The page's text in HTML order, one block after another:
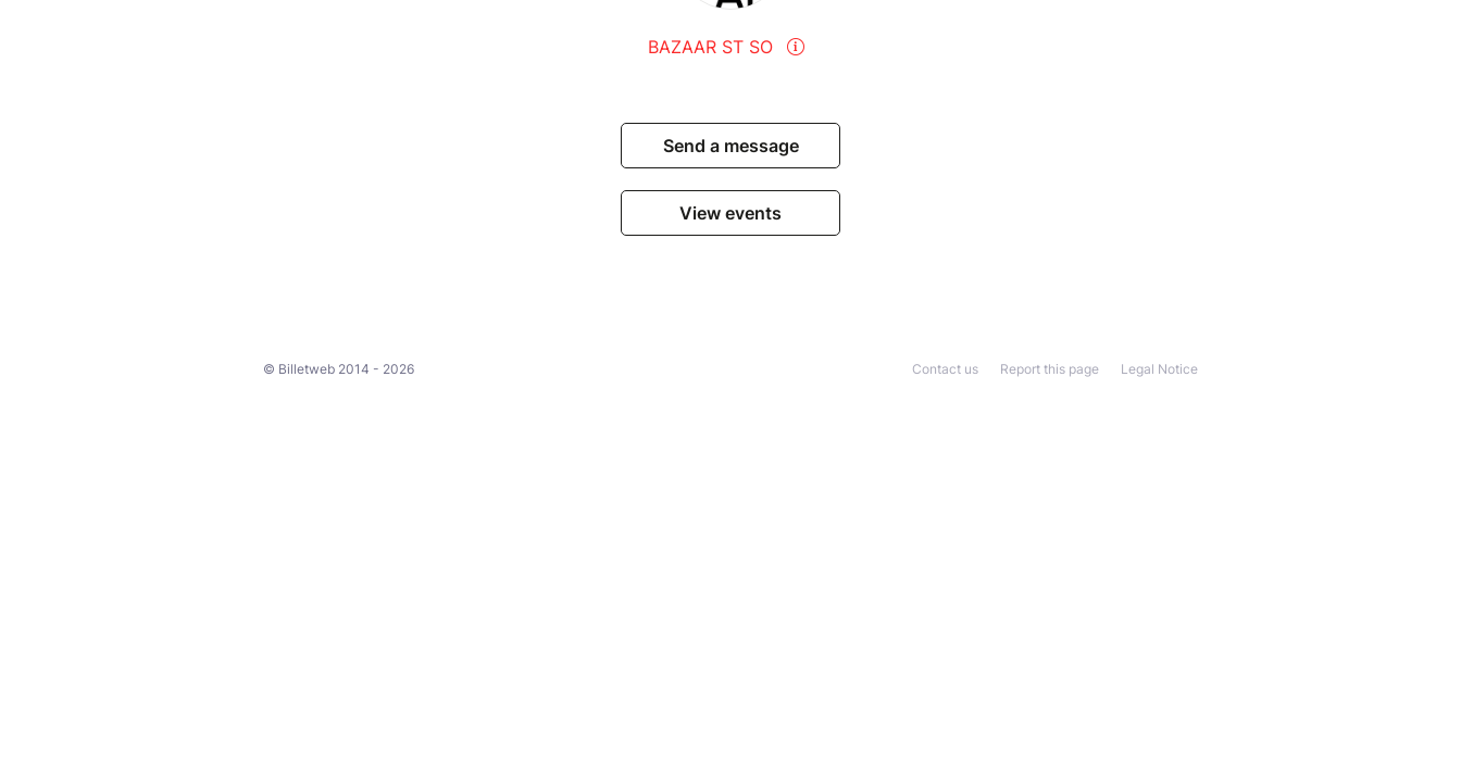
BAZAAR ST SO
Send a message
View events
© Billetweb 2014 - 2026 Legal Notice
Report this page
Contact us